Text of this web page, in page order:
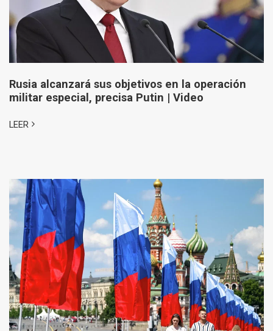
Rusia alcanzará sus objetivos en la operación
militar especial, precisa Putin | Video
LEER